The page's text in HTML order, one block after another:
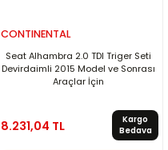
CONTINENTAL
Seat Alhambra 2.0 TDI Triger Seti
Devirdaimli 2015 Model ve Sonrası
Araçlar İçin
8.231,04 TL
Kargo
Bedava